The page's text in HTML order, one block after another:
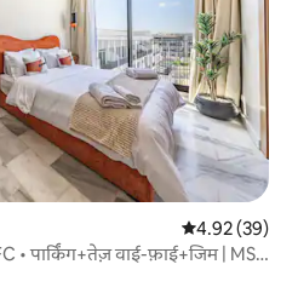
औसत रेटिंग 5 में
4.92 (39)
• पार्किंग+तेज़ वाई-फ़ाई+जिम | MS